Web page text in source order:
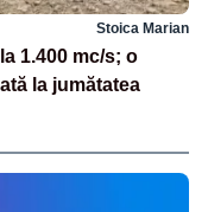
Stoica Marian
1.400 mc/s; o
la jumătatea